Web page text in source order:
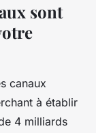
sont
canaux
à établir
4 milliards